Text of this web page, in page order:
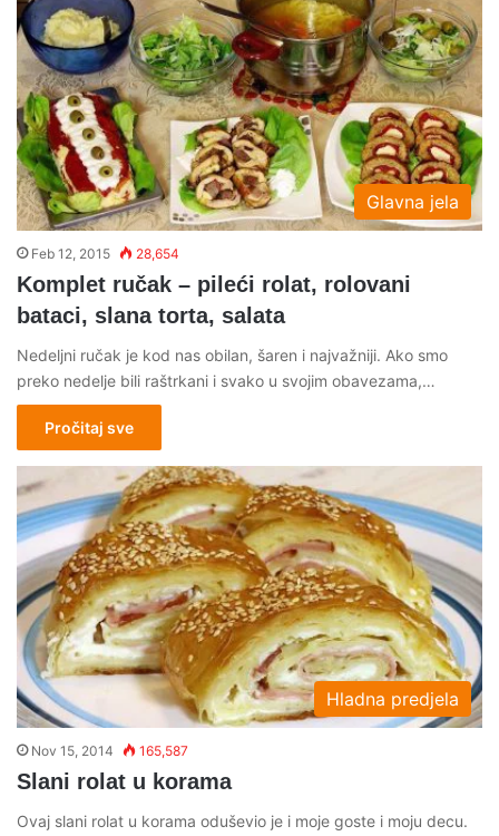
Glavna jela
Feb 12, 2015 28,654
Komplet ručak – pileći rolat, rolovani
bataci, slana torta, salata
Nedeljni ručak je kod nas obilan, šaren i najvažniji. Ako smo
preko nedelje bili raštrkani i svako u svojim obavezama,…
Pročitaj sve
Hladna predjela
Nov 15, 2014 165,587
Slani rolat u korama
Ovaj slani rolat u korama oduševio je i moje goste i moju decu.